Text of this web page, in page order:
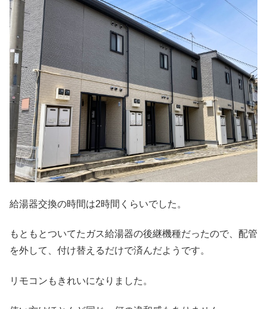
給湯器交換の時間は2時間くらいでした。
もともとついてたガス給湯器の後継機種だったので、配管
を外して、付け替えるだけで済んだようです。
リモコンもきれいになりました。